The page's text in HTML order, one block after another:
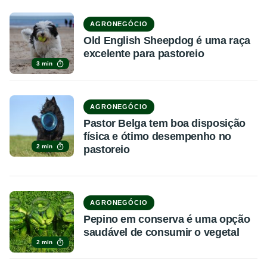
3 min
AGRONEGÓCIO
Old English Sheepdog é uma raça
excelente para pastoreio
2 min
AGRONEGÓCIO
Pastor Belga tem boa disposição
física e ótimo desempenho no
pastoreio
2 min
AGRONEGÓCIO
Pepino em conserva é uma opção
saudável de consumir o vegetal